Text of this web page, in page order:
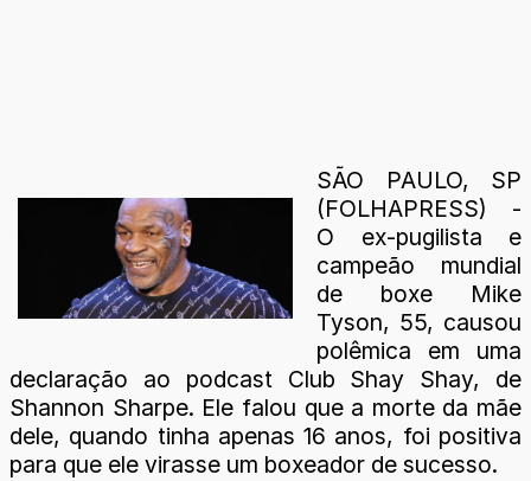
SÃO PAULO, SP
(FOLHAPRESS) -
O ex-pugilista e
campeão mundial
de boxe Mike
Tyson, 55, causou
polêmica em uma
declaração ao podcast Club Shay Shay, de
Shannon Sharpe. Ele falou que a morte da mãe
dele, quando tinha apenas 16 anos, foi positiva
para que ele virasse um boxeador de sucesso.